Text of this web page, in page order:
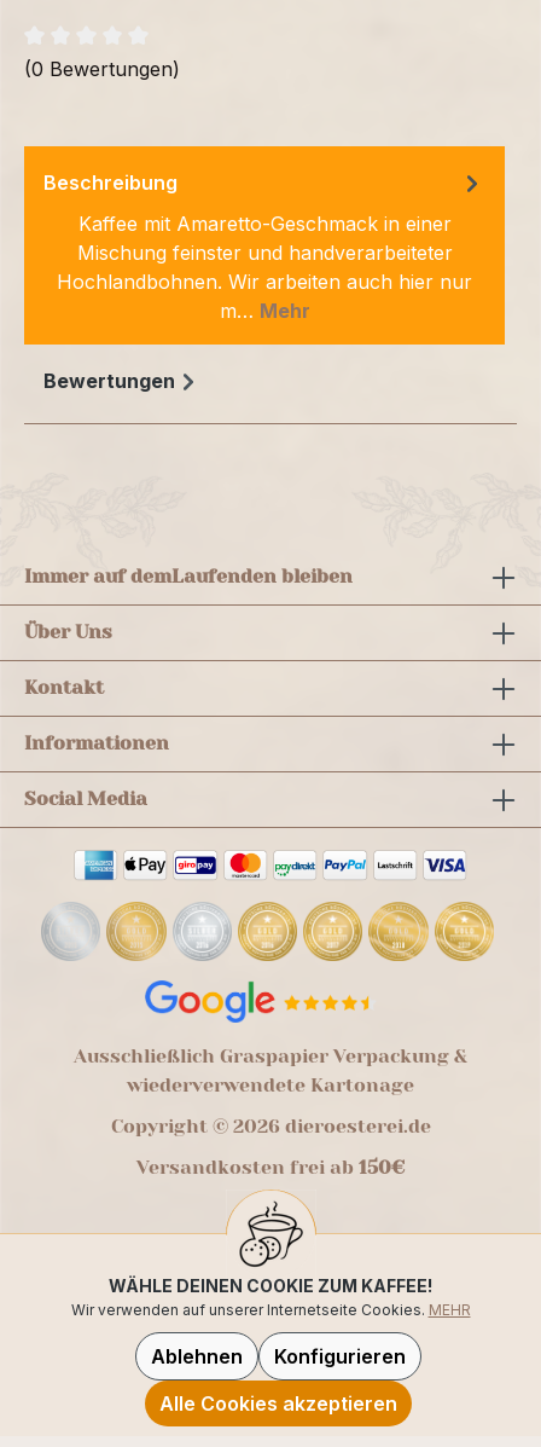
(0 Bewertungen)
Beschreibung
Kaffee mit Amaretto-Geschmack in einer
Mischung feinster und handverarbeiteter
Hochlandbohnen. Wir arbeiten auch hier nur
m… Mehr
Bewertungen
Immer auf demLaufenden bleiben
Über Uns
Kontakt
Informationen
Social Media
Ausschließlich Graspapier Verpackung &
wiederverwendete Kartonage
Copyright © 2026 dieroesterei.de
Versandkosten frei ab 150€
WÄHLE DEINEN COOKIE ZUM KAFFEE!
Wir verwenden auf unserer Internetseite Cookies. MEHR
Ablehnen
Konfigurieren
Alle Cookies akzeptieren